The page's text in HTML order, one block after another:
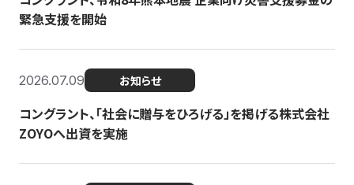
緊急支援を開始
2026.07.09 お知らせ
コングラント、「社会に贈与をひろげる」を掲げる株式会社
ZOYOへ出資を実施